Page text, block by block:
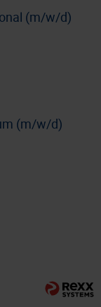
(m/w/d)
(m/w/d)